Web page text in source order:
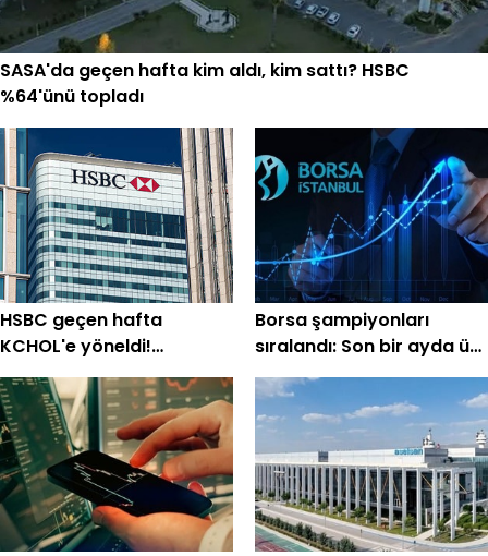
SASA'da geçen hafta kim aldı, kim sattı? HSBC
%64'ünü topladı
HSBC geçen hafta
KCHOL'e yöneldi!
THYAO'da 1,37 milyar TL
satış
Borsa şampiyonları
sıralandı: Son bir ayda üç
haneli getiri sağladı